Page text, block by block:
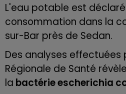
L'eau potable est
consommation dans la
sur-Bar près de Sedan.
Des analyses effectuées
Régionale de Santé
la bactérieescherichia